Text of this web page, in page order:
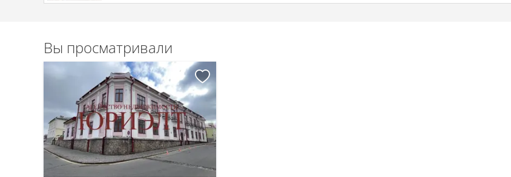
Вы просматривали